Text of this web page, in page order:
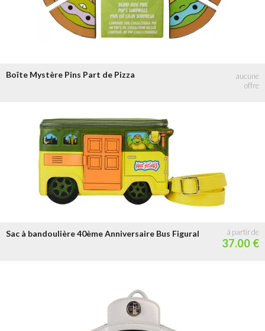
Boîte Mystère Pins Part de Pizza
Sac à bandoulière 40ème Anniversaire Bus Figural
37.00 €